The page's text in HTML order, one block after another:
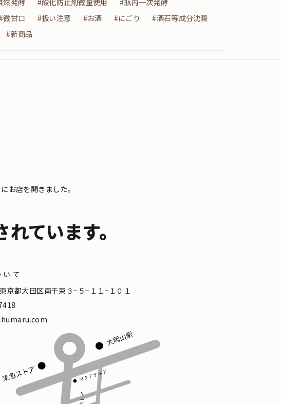
然発酵 #酸化防止剤微量使用
#瓶内一次発酵
微甘口 #扱い注意 #お酒 #にごり
#酒石等成分沈澱
#新商品
お店を開きました。
ています。
て
京都大田区南千束３−５−１１−１０１